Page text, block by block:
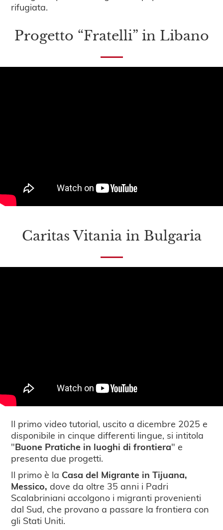
rifugiata.
Progetto “Fratelli” in Libano
Caritas Vitania in Bulgaria
Il primo video tutorial, uscito a dicembre 2025 e
disponibile in cinque differenti lingue, si intitola
"Buone Pratiche in luoghi di frontiera" e
presenta due progetti.
Il primo è la Casa del Migrante in Tijuana,
Messico, dove da oltre 35 anni i Padri
Scalabriniani accolgono i migranti provenienti
dal Sud, che provano a passare la frontiera con
gli Stati Uniti.